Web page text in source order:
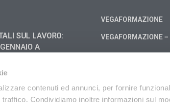
contenuti ed annunci, per fornire
Condividiamo inoltre informazioni sul
SUL LAVORO:
A
LA CIRCOLARE
VEGAFORMAZIONE
VEGAFORMAZIONE –